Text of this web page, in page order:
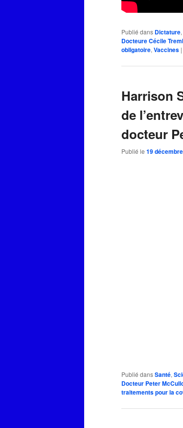
Publié dans Dictature,
Docteure Cécile
obligatoire, Vaccines |
Harrison
de
docteur
Publié le 19
Publié dansSanté,
Docteur Peter
traitements pour la